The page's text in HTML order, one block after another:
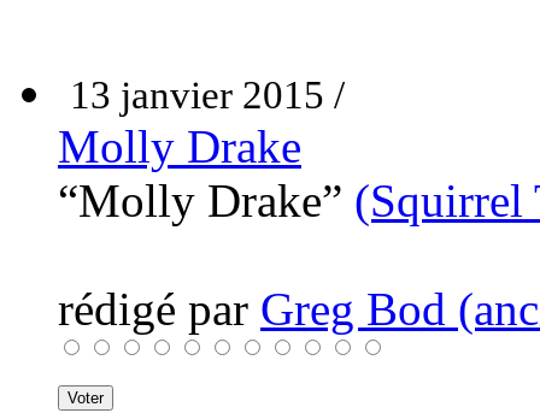
13 janvier 2015 /
Molly Drake
“Molly Drake” (Squirrel
rédigé par Greg Bod